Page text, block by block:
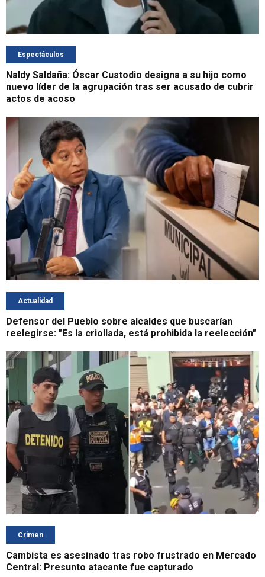
Espectáculos
Naldy Saldaña: Óscar Custodio designa a su hijo como
nuevo líder de la agrupación tras ser acusado de cubrir
actos de acoso
Actualidad
Defensor del Pueblo sobre alcaldes que buscarían
reelegirse: "Es la criollada, está prohibida la reelección"
Crimen
Cambista es asesinado tras robo frustrado en Mercado
Central: Presunto atacante fue capturado